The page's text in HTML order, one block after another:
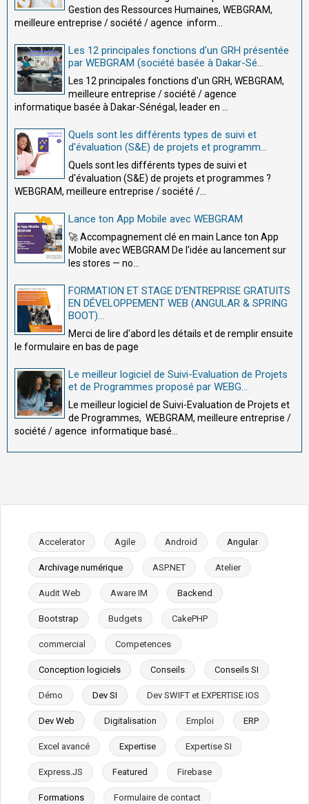
Gestion des Ressources Humaines, WEBGRAM,
meilleure entreprise / société / agence inform...
Les 12 principales fonctions d'un GRH présentée
par WEBGRAM (société basée à Dakar-Sé...
Les 12 principales fonctions d'un GRH, WEBGRAM,
meilleure entreprise / société / agence
informatique basée à Dakar-Sénégal, leader en ...
Quels sont les différents types de suivi et
d'évaluation (S&E) de projets et programm...
Quels sont les différents types de suivi et
d'évaluation (S&E) de projets et programmes ?
WEBGRAM, meilleure entreprise / société /...
Lance ton App Mobile avec WEBGRAM
🚀 Accompagnement clé en main Lance ton App
Mobile avec WEBGRAM De l'idée au lancement sur
les stores — no...
FORMATION ET STAGE D’ENTREPRISE GRATUITS
EN DÉVELOPPEMENT WEB (ANGULAR & SPRING
BOOT)...
Merci de lire d'abord les détails et de remplir ensuite
le formulaire en bas de page
Le meilleur logiciel de Suivi-Evaluation de Projets
et de Programmes proposé par WEBG...
Le meilleur logiciel de Suivi-Evaluation de Projets et
de Programmes, WEBGRAM, meilleure entreprise /
société / agence informatique basé...
Accelerator Agile Android Angular
Archivage numérique ASP.NET Atelier
Audit Web Aware IM Backend
Bootstrap Budgets CakePHP
commercial Competences
Conception logiciels Conseils Conseils SI
Démo Dev SI Dev SWIFT et EXPERTISE IOS
Dev Web Digitalisation Emploi ERP
Excel avancé Expertise Expertise SI
Express.JS Featured Firebase
Formations Formulaire de contact